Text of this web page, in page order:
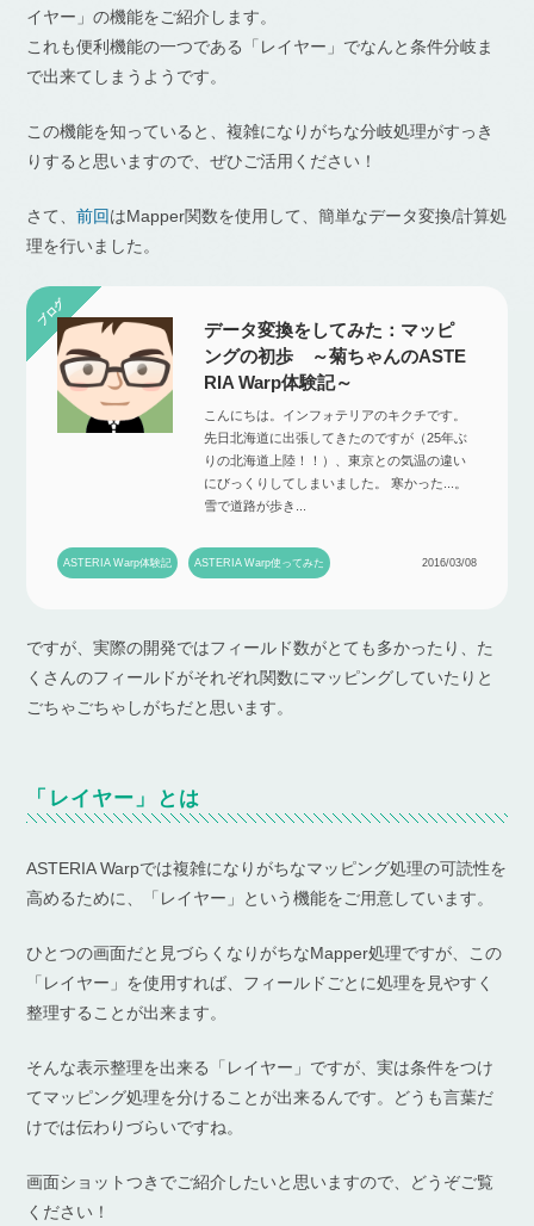
イヤー」の機能をご紹介します。
これも便利機能の一つである「レイヤー」でなんと条件分岐ま
で出来てしまうようです。
この機能を知っていると、複雑になりがちな分岐処理がすっき
りすると思いますので、ぜひご活用ください！
さて、前回はMapper関数を使用して、簡単なデータ変換/計算処
理を行いました。
データ変換をしてみた：マッピ
ングの初歩 ～菊ちゃんのASTE
RIA Warp体験記～
こんにちは。インフォテリアのキクチです。
先日北海道に出張してきたのですが（25年ぶ
りの北海道上陸！！）、東京との気温の違い
にびっくりしてしまいました。 寒かった...。
雪で道路が歩き...
ASTERIA Warp体験記 ASTERIA Warp使ってみた 2016/03/08
ですが、実際の開発ではフィールド数がとても多かったり、た
くさんのフィールドがそれぞれ関数にマッピングしていたりと
ごちゃごちゃしがちだと思います。
「レイヤー」とは
ASTERIA Warpでは複雑になりがちなマッピング処理の可読性を
高めるために、「レイヤー」という機能をご用意しています。
ひとつの画面だと見づらくなりがちなMapper処理ですが、この
「レイヤー」を使用すれば、フィールドごとに処理を見やすく
整理することが出来ます。
そんな表示整理を出来る「レイヤー」ですが、実は条件をつけ
てマッピング処理を分けることが出来るんです。どうも言葉だ
けでは伝わりづらいですね。
画面ショットつきでご紹介したいと思いますので、どうぞご覧
ください！